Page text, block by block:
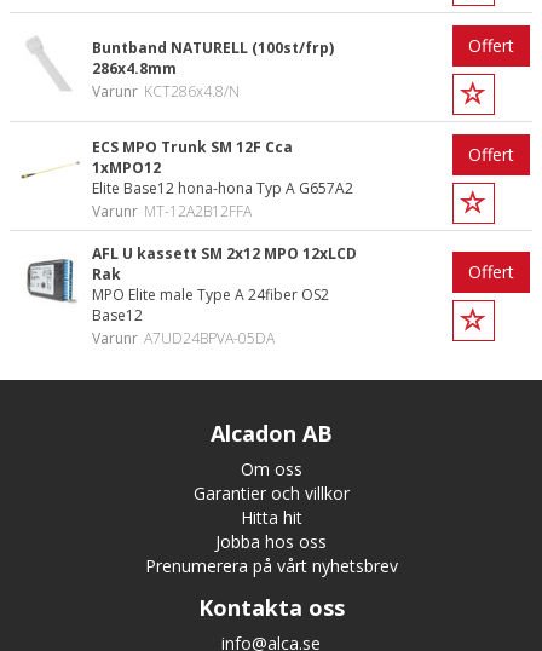
Buntband NATURELL (100st/frp)
286x4.8mm
Varunr KCT286x4.8/N
Offert
ECS MPO Trunk SM 12F Cca
1xMPO12
Elite Base12 hona-hona Typ A G657A2
Varunr MT-12A2B12FFA
Offert
AFL U kassett SM 2x12 MPO 12xLCD
Rak
MPO Elite male Type A 24fiber OS2
Base12
Varunr A7UD24BPVA-05DA
Offert
Alcadon AB
Om oss
Garantier och villkor
Hitta hit
Jobba hos oss
Prenumerera på vårt nyhetsbrev
Kontakta oss
info@alca.se